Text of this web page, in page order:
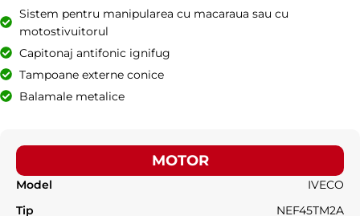
Sistem pentru manipularea cu macaraua sau cu
motostivuitorul
Capitonaj antifonic ignifug
Tampoane externe conice
Balamale metalice
MOTOR
Model
IVECO
Tip
NEF45TM2A